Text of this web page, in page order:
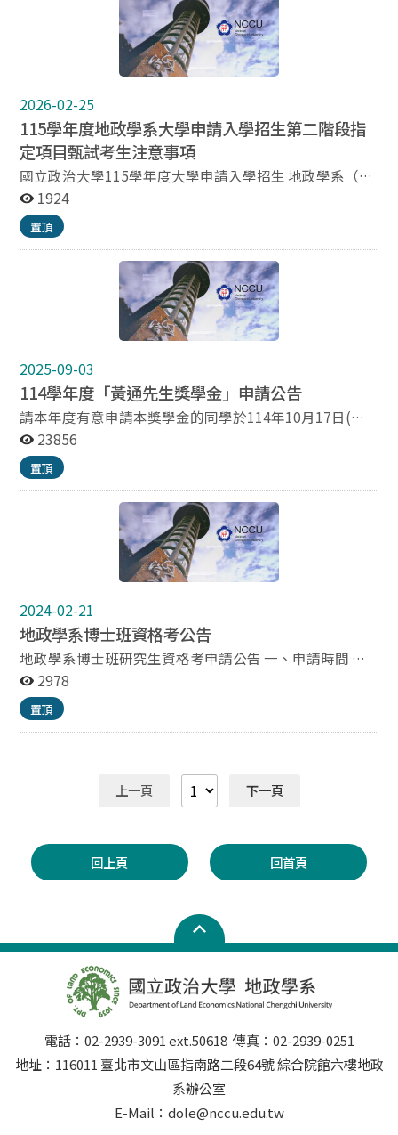
mple@nccu.edu.tw) 4. 未依規定辦理驗證者，視同放棄
入學資格，其缺額由同專班已完成報到手續之備取生依序
2026-02-25
115學年度地政學系大學申請入學招生第二階段指
定項目甄試考生注意事項
國立政治大學115學年度大學申請入學招生 地政學系（土
地資源規劃組、土地管理組、土地測量與資訊組） 第二階
段指定項目甄試考生注意事項 報到日期、時間及地點：
(土地資源規劃組、土地管理組、土地測量與資訊組分場
地同步進行面試，報名兩組以上者請提前通知本系錯開面
上午第二梯次： 09:30 / 10:00～11:00 上午第三梯次：
10:30 / 11:00～12:00 下午第四梯次： 12:30 / 13:00～
次： 14:30 / 15:00～16:00 *下午第七梯次： 15:30 /
16:00～17:00 國立政治大學 綜合院館南棟六樓 270624教
室前 台北市文山區 指南路二段64號 備註: 面試序號於115
年5月20日中午12:00公告，不接受任何異動 第一、第
六、第七梯次將視報名人數安排 考生注意事項： 審查資
料：本學系審查資料準備指引，請至本校網站招生專區學
士班申請入學網頁或本系網頁最新消息參考。 如有無法參
加的面試時段，考生得填寫意願表(附件一)，於115年5月
13日中午12點前以電郵方式標題「地政學系口試時間意
願表-[報考組別]-姓名」寄至standai@nccu.edu.tw。本
系收到申請後將以郵件回覆確認收件，若未收到回覆請電
話（02-29393091分機50640）確認。本系將盡可能協助
處理，惟本系仍保留最終決定權。確定之面試順序及時間
將於115年5月20日中午12:00公告在本系網頁，考生不得
以任何理由要求變更。 無法於排定時間報到參加面試者，
得於該組所有排定口試結束前補報到，再安排於同日上午
或下午場次口試結束後進行補考(確切時間依補報到順序
排定)。 考生進入面試會場時，請將隨身攜帶物品放置考
生等候區內，切勿攜入試場。 考生於面試完畢後請離開試
甄試通知單暨准考證。 身分證件正本（國民身份證、附加
照片之健保卡、汽機車駕照、護照、居留證）。 考生若有
分機50640 本系網址：
https://landeconomics.nccu.edu.tw/ 附件一 國立政治
大學115學年度大學申請入學招生 地政學系指定項目甄試
理組 □土地測量與資訊組 考生姓名 學測 應試號碼 聯絡
電話 手機1： 手機2： 住家： 通訊地址 E-mail 無
下午12:30之後 無法參加 之原因 □ 至他校系 [ (縣)市]
參加甄試 □ 時間已確定，預計 時 分離開該校系
□ 時間尚未確定，也可能上(下)午 □ 路途遙遠，從 [
(縣)市] 前來 補充說明： 如有無法參加面試的時段，考生
得填寫本意願表，於115年5月13日中午12點前以電郵方
式標題為「地政學系口試時間意願表-報考組別-姓名」寄
至standai@nccu.edu.tw。本系收到申請後將以郵件回覆
確認收件，若未收到回覆，請電話（02-29393091分機
1924
置頂
2025-09-03
114學年度「黃通先生獎學金」申請公告
請本年度有意申請本獎學金的同學於114年10月17日(五)
中午12：00以前將相關表單交至地政系辦公室給蕭助
教。 地政學系辦公室 國立政治大學地政學系「黃通先
生紀念獎學金」實施辦法 102年9月5日102學年度第1學
期第1次臨時系務會議通過 第一條 為紀念地政學系（以
下簡稱本系）在臺復系首任系主任黃通先生，並獎勵本系
成績優秀學生，特設置「黃通先生紀念獎學金」（以下簡
稱本獎學金）。 第二條 本獎學金之申請人應符合下列資
以上 五 積極參與本系活動。 領有其他獎助學金者，不
得申領本獎學金。其已領有本獎學金，並嗣後另又領有其
他獎學金者，應繳回所受領本獎學金金額。 第三條 本獎
學金每年名額一名，獎助金額新台幣三萬元，一次發給
之。 第四條 本獎學金每學年辦理一次，每年九月中旬公
告申請，經受理後，由本系學生事務委員會審核決定，並
經系務會議備查後，以匯款入帳方式發給之。 第五條 申
查參考之證明文件（家境清寒證明等）各一份，於每年九
月三十日前向本系辦公室提出申請。 第六條 本獎學金之
條 本辦法經本系系務會議通過後施行，修訂時亦同。
23856
置頂
2024-02-21
地政學系博士班資格考公告
地政學系博士班研究生資格考申請公告 一、申請時間 開
學日起至休學截止日前。(試務準備工作預估需四週的時
間，隨到隨辦，請考生務必預留足夠應考時間。) 二、繳
交文件 申請單（如下頁附件）。 成績單正本乙份(須於申
請前一學期已完全修畢畢業學分，且成績須全部到齊。)
遴聘校內、校外各一位命題委員，校內委員由授課教師命
題為原則；校外命題委員由指導教授推薦後，系主任圈選
每卷五十分，以兩題各廿五分為原則，若有調整，由命題
次學期始得申請重考。 資格考試成績請申請人向系辦個別
查詢，不另行公告。
2978
置頂
上一頁 下一頁
回上頁 回首頁
電話：02-2939-3091 ext.50618 傳真：02-2939-0251
地址：116011 臺北市文山區指南路二段64號 綜合院館六樓地政
系辦公室
E-Mail：dole@nccu.edu.tw